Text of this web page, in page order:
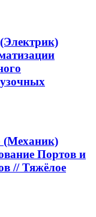
(Механик)
Портов и
// Тяжёлое